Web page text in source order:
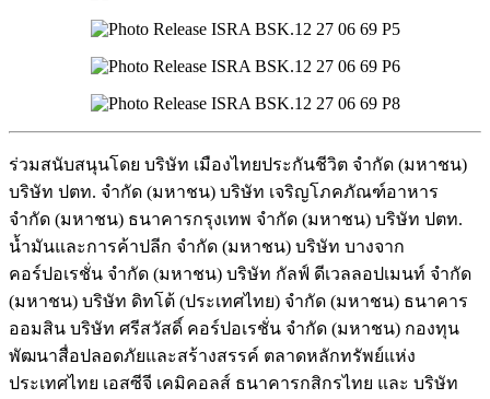
ร่วมสนับสนุนโดย บริษัท เมืองไทยประกันชีวิต จำกัด (มหาชน)
บริษัท ปตท. จำกัด (มหาชน) บริษัท เจริญโภคภัณฑ์อาหาร
จำกัด (มหาชน) ธนาคารกรุงเทพ จำกัด (มหาชน) บริษัท ปตท.
น้ำมันและการค้าปลีก จำกัด (มหาชน) บริษัท บางจาก
คอร์ปอเรชั่น จำกัด (มหาชน) บริษัท กัลฟ์ ดีเวลลอปเมนท์ จำกัด
(มหาชน) บริษัท ดิทโต้ (ประเทศไทย) จำกัด (มหาชน) ธนาคาร
ออมสิน บริษัท ศรีสวัสดิ์ คอร์ปอเรชั่น จำกัด (มหาชน) กองทุน
พัฒนาสื่อปลอดภัยและสร้างสรรค์ ตลาดหลักทรัพย์แห่ง
ประเทศไทย เอสซีจี เคมิคอลส์ ธนาคารกสิกรไทย และ บริษัท